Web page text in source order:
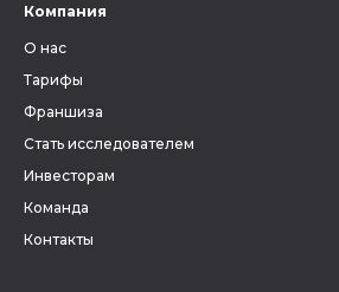
Компания
О нас
Тарифы
Франшиза
Стать исследователем
Инвесторам
Команда
Контакты